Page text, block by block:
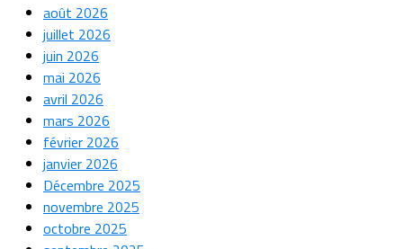
août 2026
juillet 2026
juin 2026
mai 2026
avril 2026
mars 2026
février 2026
janvier 2026
Décembre 2025
novembre 2025
octobre 2025